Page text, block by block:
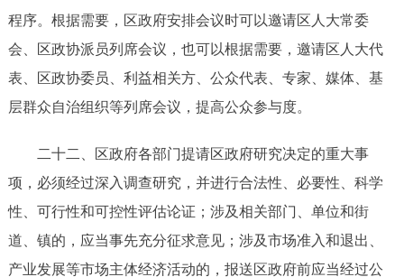
程序。 根据需要，区政府安排会议时可以邀请区人大常委
会、区政协派员列席会议，也可以根据需要， 邀请区人大代
表、区政协委员、 利益相关方、公众代表、专家、媒体、基
层群众自治组织等列席会议，提高公众参与度。
二十二
区政府各部门提请区政府研究决定的重大事
项，必须经过深入调查研究，并进行合法性、必要性、科学
性、可行性和可控性评估论证；涉及相关部门、单位和街
道
镇的，应当事先充分征求意见；涉及市场准入和退出、
产业发展等市场主体经济活动的，报送区政府前应当经过公